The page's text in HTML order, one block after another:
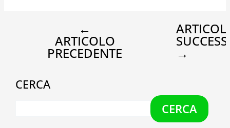
←
ARTICOLO
PRECEDENTE →
CERCA
CERCA